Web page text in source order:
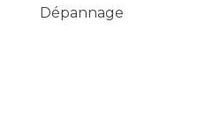
Dépannage